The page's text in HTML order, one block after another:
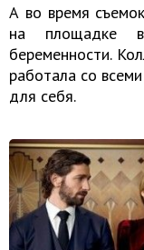
А во время
на площадке
беременности.
работала со
для себя.